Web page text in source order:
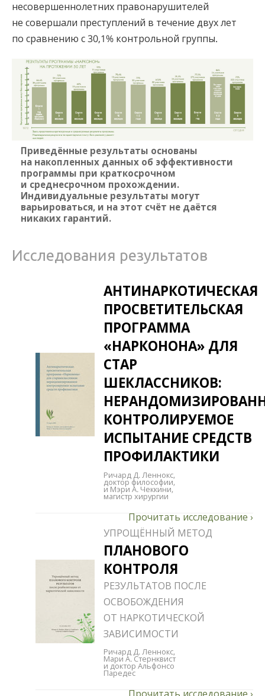
несовершеннолетних правонарушителей
не совершали преступлений в течение двух лет
по сравнению с 30,1% контрольной группы.
Приведённые результаты основаны
на накопленных данных об эффективности
программы при краткосрочном
и среднесрочном прохождении.
Индивидуальные результаты могут
варьироваться, и на этот счёт не даётся
никаких гарантий.
Исследования результатов
АНТИНАРКОТИЧЕСКАЯ
ПРОСВЕТИТЕЛЬСКАЯ
ПРОГРАММА
«НАРКОНОНА» ДЛЯ
СТАР​
ШЕКЛАССНИКОВ:
КОНТРОЛИРУЕМОЕ
ИСПЫТАНИЕ СРЕДСТВ​​
ПРОФИЛАКТИКИ
Ричард Д. Леннокс,
доктор философии,
и Мэри А. Чеккини,
магистр хирургии
УПРОЩЁННЫЙ МЕТОД
ПЛАНОВОГО
КОНТРОЛЯ
РЕЗУЛЬТАТОВ ПОСЛЕ
ОСВОБОЖДЕНИЯ
ОТ НАРКОТИЧЕСКОЙ
ЗАВИСИМОСТИ
Ричард Д. Леннокс,
Мари А. Стернквист
и доктор Альфонсо
Паредес